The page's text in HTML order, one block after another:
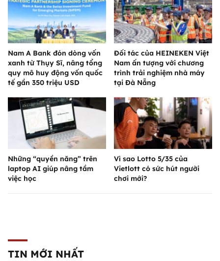
Nam A Bank đón dòng vốn
xanh từ Thụy Sĩ, nâng tổng
quy mô huy động vốn quốc
tế gần 350 triệu USD
Đối tác của HEINEKEN Việt
Nam ấn tượng với chương
trình trải nghiệm nhà máy
tại Đà Nẵng
Những “quyền năng” trên
laptop AI giúp nâng tầm
việc học
Vì sao Lotto 5/35 của
Vietlott có sức hút người
chơi mới?
TIN MỚI NHẤT